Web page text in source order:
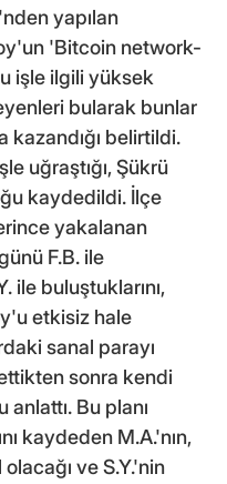
yapılan
'Bitcoin network-
işle ilgili yüksek
bularak bunlar
belirtildi.
uğraştığı, Şükrü
kaydedildi. İlçe
yakalanan
F.B. ile
ile buluştuklarını,
etkisiz hale
sanal parayı
sonra kendi
Bu planı
kaydeden M.A.'nın,
ve S.Y.'nin